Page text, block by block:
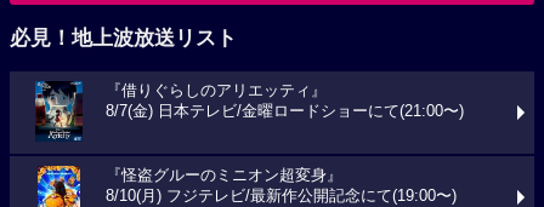
必見！地上波放送リスト
『借りぐらしのアリエッティ』
8/7(金) 日本テレビ/金曜ロードショーにて(21:00〜)
『怪盗グルーのミニオン超変身』
8/10(月) フジテレビ/最新作公開記念にて(19:00〜)